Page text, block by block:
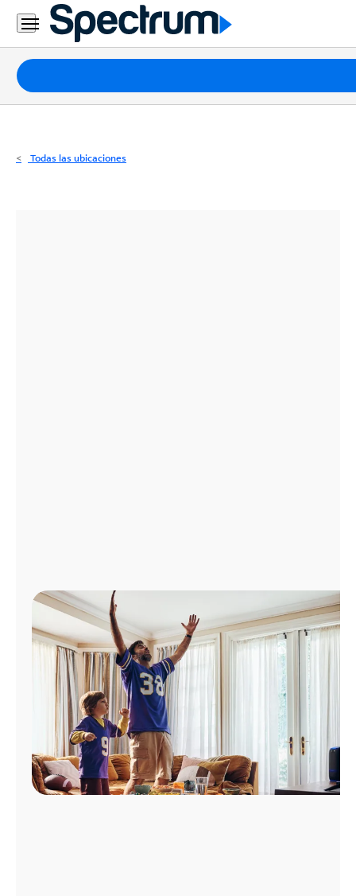
Residencial
Business
Paquetes
Internet
Todas las ubicaciones